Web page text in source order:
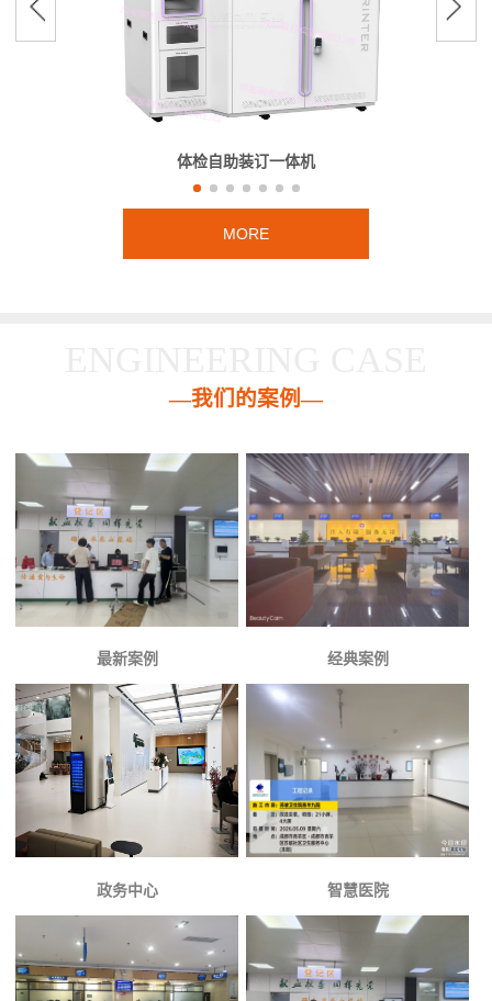
体检自助装订一体机
MORE
—我们的案例—
最新案例 经典案例
政务中心 智慧医院